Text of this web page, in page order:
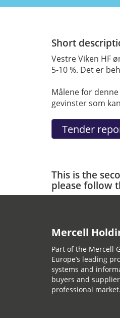
Short
Vestre Viken HF
5-10 %. Det er
Målene for
gevinster som
This is the
please follow
Mercell
Part of the Mercell
Europe’s leading
systems and
buyers and
professional market.